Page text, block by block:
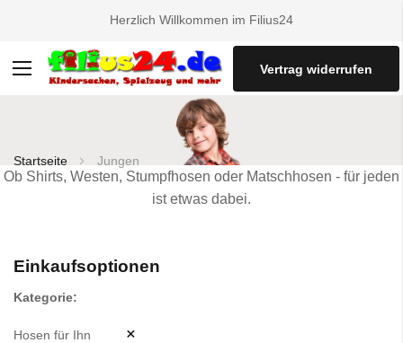
Herzlich Willkommen im Filius24
Navigation
Vertrag widerrufen
Startseite Jungen
Ob Shirts, Westen, Stumpfhosen oder Matschhosen - für jeden
ist etwas dabei.
Einkaufsoptionen
Kategorie
Hosen für Ihn